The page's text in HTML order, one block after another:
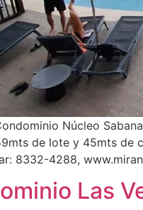
Núcleo
de lote y 45mts de
8332-4288,
Las